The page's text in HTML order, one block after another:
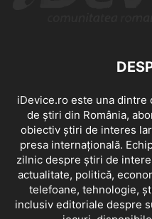
iDevice.ro este una
de știri din România,
obiectiv știri de interes
presa internațională.
zilnic despre știri de
actualitate, politică,
telefoane, tehnologie,
inclusiv editoriale despre